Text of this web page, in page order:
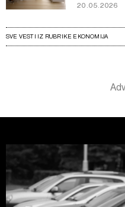
20.05.2026
SVE VESTI IZ RUBRIKE EKONOMIJA